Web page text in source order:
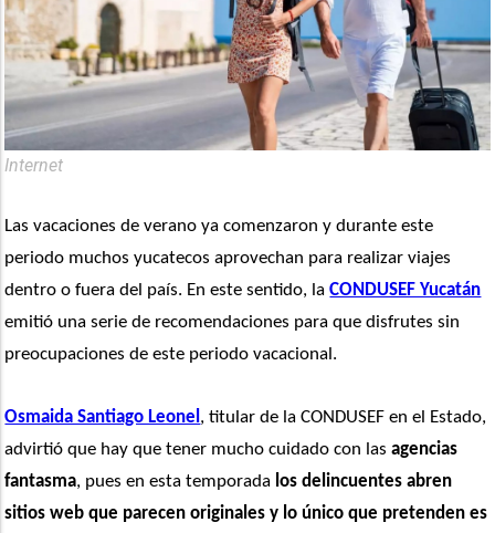
Internet
Las vacaciones de verano ya comenzaron y durante este
periodo muchos yucatecos aprovechan para realizar viajes
dentro o fuera del país. En este sentido, la CONDUSEF Yucatán
emitió una serie de recomendaciones para que disfrutes sin
preocupaciones de este periodo vacacional.
Osmaida Santiago Leonel , titular de la CONDUSEF en el Estado,
advirtió que hay que tener mucho cuidado con las agencias
fantasma, pues en esta temporada los delincuentes abren
sitios web que parecen originales y lo único que pretenden es